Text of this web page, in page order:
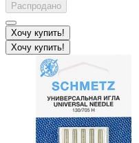
Распродано
Хочу купить!
Хочу купить!